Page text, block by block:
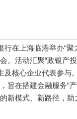
在上海临港举办“聚
。活动汇聚“政银产
及核心企业代表参与
旨在搭建金融服务“
新模式、新路径，